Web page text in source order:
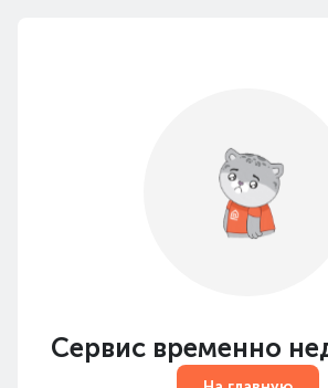
Сервис временно